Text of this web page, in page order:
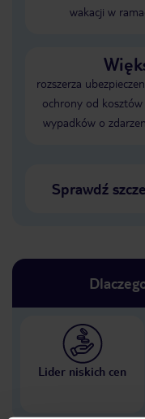
wakacji w
rozszerza
ochrony od kosztów
wypadków o
Sprawdź
Lider niskich cen